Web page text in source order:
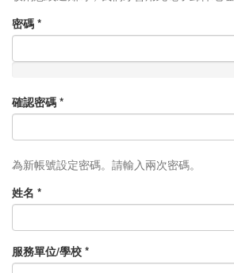
密碼 *
確認密碼 *
為新帳號設定密碼。請輸入兩次密碼。
姓名 *
服務單位/學校 *